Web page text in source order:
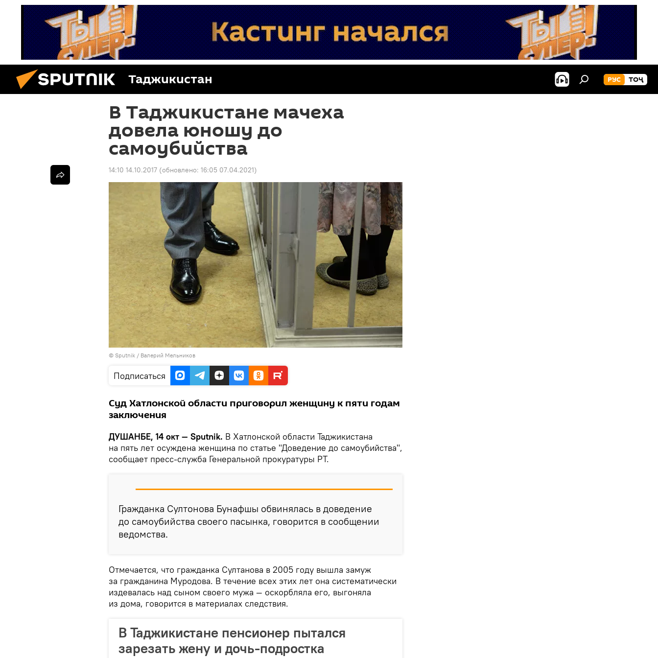
Таджикистан РУС ТОҶ
В Таджикистане мачеха
довела юношу до
самоубийства
14:10 14.10.2017 (обновлено: 16:05 07.04.2021)
© Sputnik / Валерий Мельников
Подписаться
Суд Хатлонской области приговорил женщину к пяти годам
заключения
ДУШАНБЕ, 14 окт — Sputnik. В Хатлонской области Таджикистана
на пять лет осуждена женщина по статье "Доведение до самоубийства",
сообщает пресс-служба Генеральной прокуратуры РТ.
Гражданка Султонова Бунафшы обвинялась в доведение
до самоубийства своего пасынка, говорится в сообщении
ведомства.
Отмечается, что гражданка Султанова в 2005 году вышла замуж
за гражданина Муродова. В течение всех этих лет она систематически
издевалась над сыном своего мужа — оскорбляла его, выгоняла
из дома, говорится в материалах следствия.
В Таджикистане пенсионер пытался
зарезать жену и дочь-подростка